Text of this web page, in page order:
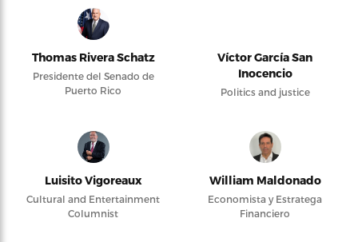
Thomas Rivera Schatz
Presidente del Senado de
Puerto Rico
Víctor García San
Inocencio
Politics and justice
Luisito Vigoreaux
Cultural and Entertainment
Columnist
William Maldonado
Economista y Estratega
Financiero